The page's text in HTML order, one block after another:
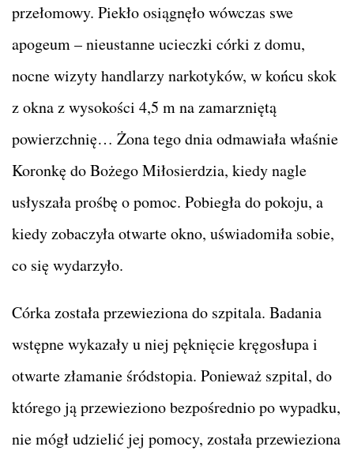
przełomowy. Piekło osiągnęło wówczas swe
apogeum – nieustanne ucieczki córki z domu,
nocne wizyty handlarzy narkotyków, w końcu skok
z okna z wysokości 4,5 m na zamarzniętą
powierzchnię… Żona tego dnia odmawiała właśnie
Koronkę do Bożego Miłosierdzia, kiedy nagle
usłyszała prośbę o pomoc. Pobiegła do pokoju, a
kiedy zobaczyła otwarte okno, uświadomiła sobie,
co się wydarzyło.
Córka została przewieziona do szpitala. Badania
wstępne wykazały u niej pęknięcie kręgosłupa i
otwarte złamanie śródstopia. Ponieważ szpital, do
którego ją przewieziono bezpośrednio po wypadku,
nie mógł udzielić jej pomocy, została przewieziona